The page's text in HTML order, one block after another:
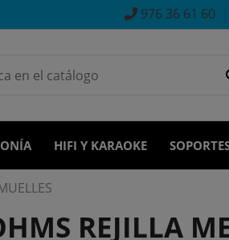
976 36 61 60
HIFI Y KARAOKE
REJILLA